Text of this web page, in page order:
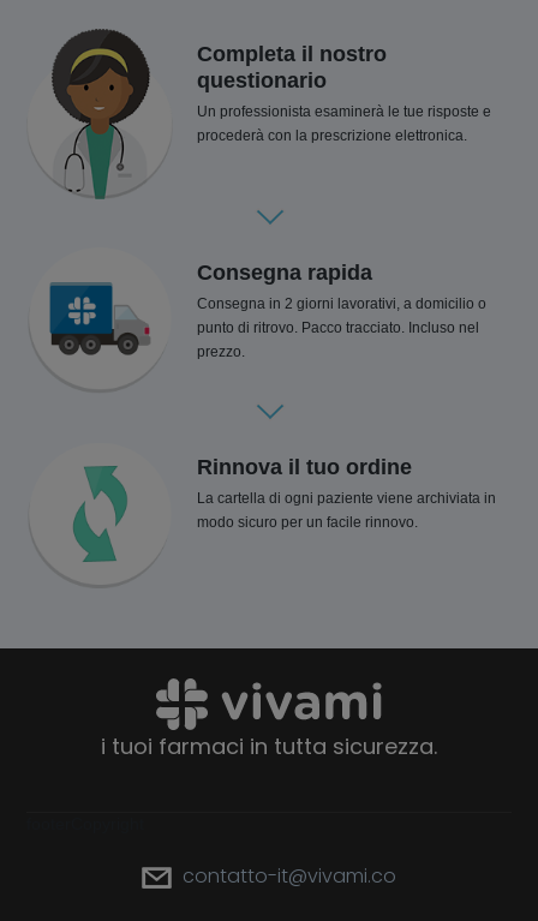
Completa il nostro
questionario
Un professionista esaminerà le tue risposte e
procederà con la prescrizione elettronica.
Consegna rapida
Consegna in 2 giorni lavorativi, a domicilio o
punto di ritrovo. Pacco tracciato. Incluso nel
prezzo.
Rinnova il tuo ordine
La cartella di ogni paziente viene archiviata in
modo sicuro per un facile rinnovo.
i tuoi farmaci in tutta sicurezza.
contatto-it@vivami.co